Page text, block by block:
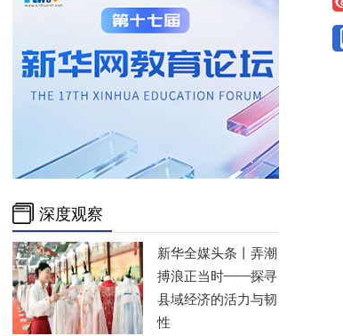
深度观察
新华全媒头条丨 弄潮
搏浪正当时——探寻
县域经济的活力与韧
性